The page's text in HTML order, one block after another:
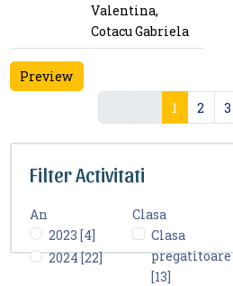
Valentina,
Cotacu Gabriela
Preview
1
2 3
Filter Activitati
An
2023 [4]
2024 [22]
Clasa
Clasa
pregatitoare
[13]